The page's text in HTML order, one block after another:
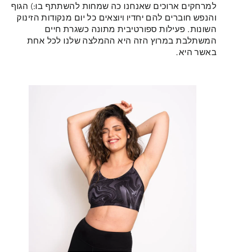
למרחקים ארוכים שאנחנו כה שמחות להשתתף בו:) הגוף
והנפש חוברים להם יחדיו ויוצאים כל יום מנקודות הזינוק
השונות. פעילות ספורטיבית מתונה כשגרת חיים
המשתלבת במרוץ הזה היא ההמלצה שלנו לכל אחת
באשר היא.